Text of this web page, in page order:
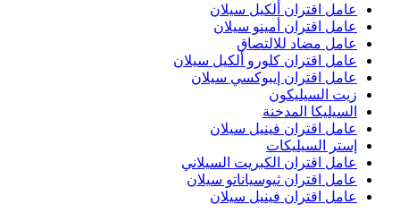
عامل اقتران ألكيل سيلان
عامل اقتران أمينو سيلان
عامل مضاد للالتصاق
عامل اقتران كلورو ألكيل سيلان
عامل اقتران إيبوكسي سيلان
زيت السيليكون
السيليكا المدخنة
عامل اقتران فينيل سيلان
إستر السيليكات
عامل اقتران الكبريت السيلاني
عامل اقتران ثيوسياناتو سيلان
عامل اقتران فينيل سيلان